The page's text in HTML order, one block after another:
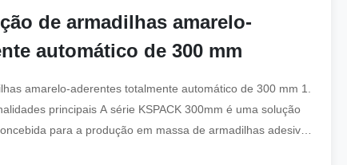
de armadilhas amarelo-
automático de 300 mm
amarelo-aderentes totalmente automático de 300 mm 1.
principais A série KSPACK 300mm é uma solução
para a produção em massa de armadilhas adesivas